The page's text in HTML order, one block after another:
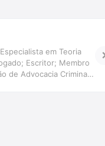
em Teoria
Escritor; Membro
de Advocacia Criminal